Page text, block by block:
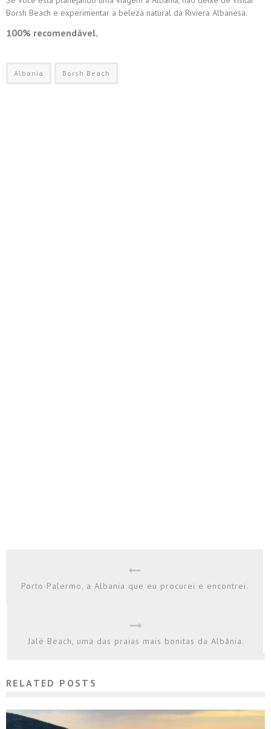
Borsh Beach e experimentar a beleza natural da Riviera Albanesa.
100% recomendável.
Albania Borsh Beach
Porto Palermo, a Albania que eu procurei e encontrei.
Jalë Beach, uma das praias mais bonitas da Albânia.
RELATED POSTS